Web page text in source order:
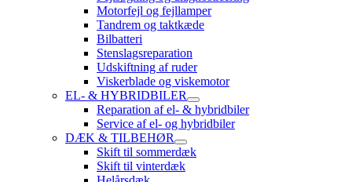
Motorfejl og fejllamper
Tandrem og taktkæde
Bilbatteri
Stenslagsreparation
Udskiftning af ruder
Viskerblade og viskemotor
EL- & HYBRIDBILER
Reparation af el- & hybridbiler
Service af el- og hybridbiler
DÆK & TILBEHØR
Skift til sommerdæk
Skift til vinterdæk